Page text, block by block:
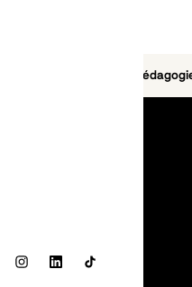
Instagram
LinkedInTikTok